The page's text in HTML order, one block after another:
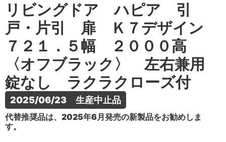
リビングドア ハピア 引
戸・片引 扉 Ｋ７デザイン
７２１．５幅 ２０００高
〈オフブラック〉 左右兼用
錠なし ラクラクローズ付
2025/06/23　生産中止品
代替推奨品は、2025年6月発売の新製品をお勧めしま
す。